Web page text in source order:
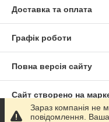
Доставка та оплата
Графік роботи
Повна версія сайту
Сайт створено на
Зараз компанія не
повідомлення.